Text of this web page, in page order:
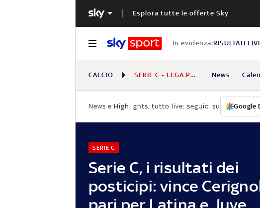
Esplora tutte le offerte Sky
In evidenza:RISULTATI
CALCIO SERIE C - LEGA PRO News
News e Highlights, tutto live: seguici su Google
Serie C, i risultati dei
posticipi: vince
pari per Latina e Juve
SERIE C